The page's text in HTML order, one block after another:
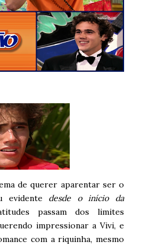
de querer aparentar ser o
evidente desde o início da
passam dos limites
impressionar a Vivi, e
com a riquinha, mesmo